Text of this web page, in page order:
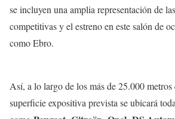
se incluyen una amplia representación de
competitivas y el estreno en este salón de
como Ebro.
Así, a lo largo de los más de 25.000 metros
superficie expositiva prevista se ubicará